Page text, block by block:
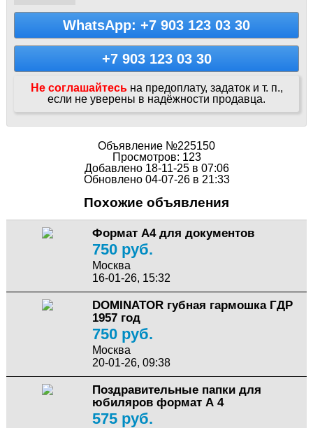
WhatsApp: +7 903 123 03 30
+7 903 123 03 30
Не соглашайтесь на предоплату, задаток и т. п.,
если не уверены в надёжности продавца.
Объявление №225150
Просмотров: 123
Добавлено 18-11-25 в 07:06
Обновлено 04-07-26 в 21:33
Похожие объявления
Формат А4 для документов
750 руб.
Москва
16-01-26, 15:32
DOMINATOR губная гармошка ГДР
1957 год
750 руб.
Москва
20-01-26, 09:38
Поздравительные папки для
юбиляров формат А 4
575 руб.